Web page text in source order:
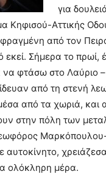
για
Κηφισού-Αττικής
από τον
εκεί. Σήμερα το
φτάσω στο Λαύριο
από τη στενή
από τα χωριά, και
στην πόλη των
αυτοκίνητο,
ολόκληρη μέρα.